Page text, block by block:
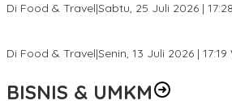
Di Food & Travel|Sabtu, 25 Juli 2026 |
Di Food & Travel|Senin, 13 Juli 2026 | 17:19
BISNIS & UMKM